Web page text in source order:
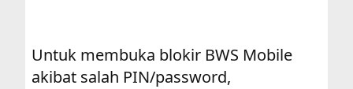
Untuk membuka blokir BWS Mobile
akibat salah PIN/password,